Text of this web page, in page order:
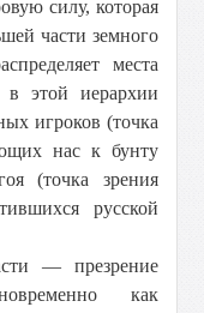
силу, которая
части земного
места
этой иерархии
игроков (точка
нас к бунту
(точка зрения
русской
— презрение
как